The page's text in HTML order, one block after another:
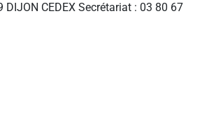
DIJON CEDEX Secrétariat : 03 80 67